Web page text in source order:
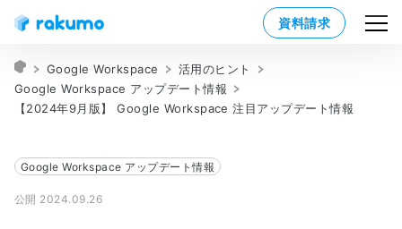
資料請求
Google Workspace
活用のヒント
Google Workspace アップデート情報
【2024年9月版】 Google Workspace 注目アップデート情報
Google Workspace アップデート情報
公開 2024.09.26